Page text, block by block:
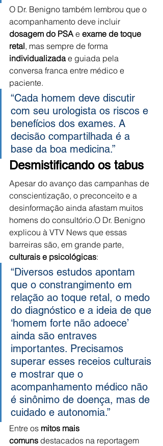
O Dr. Benigno também lembrou que o
acompanhamento deve incluir
dosagem do PSA e exame de toque
retal, mas sempre de forma
individualizada e guiada pela
conversa franca entre médico e
paciente.
“Cada homem deve discutir
com seu urologista os riscos e
benefícios dos exames. A
decisão compartilhada é a
base da boa medicina.”
Desmistificando os tabus
Apesar do avanço das campanhas de
conscientização, o preconceito e a
desinformação ainda afastam muitos
homens do consultório.O Dr. Benigno
explicou à VTV News que essas
barreiras são, em grande parte,
culturais e psicológicas:
“Diversos estudos apontam
que o constrangimento em
relação ao toque retal, o medo
do diagnóstico e a ideia de que
‘homem forte não adoece’
ainda são entraves
importantes. Precisamos
superar esses receios culturais
e mostrar que o
acompanhamento médico não
é sinônimo de doença, mas de
cuidado e autonomia.”
Entre os mitos mais
comuns destacados na reportagem